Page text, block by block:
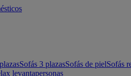
Sofás 3 plazasSofás de pielSofás
levantapersonas